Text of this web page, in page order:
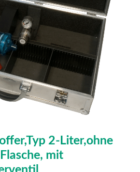
2-Liter,ohne
mit